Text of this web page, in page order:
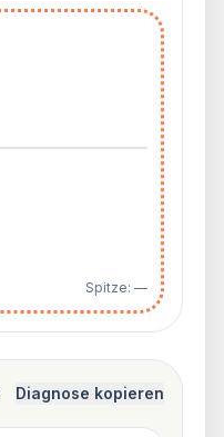
Spitze: —
Diagnose kopieren